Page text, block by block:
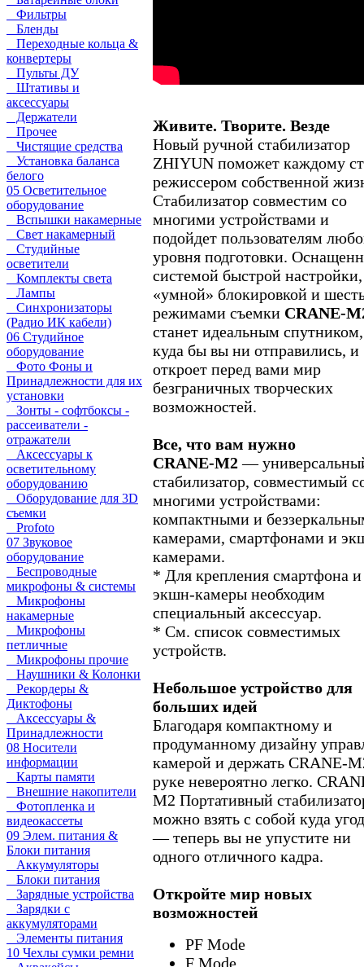
Фильтры
Бленды
Переходные кольца &
конвертеры
Пульты ДУ
Штативы и
аксессуары
Держатели
Прочее
Чистящие средства
Установка баланса
белого
05 Осветительное
оборудование
Вспышки накамерные
Свет накамерный
Студийные
осветители
Комплекты света
Лампы
Синхронизаторы
(Радио ИК кабели)
06 Студийное
оборудование
Фото Фоны и
Принадлежности для их
установки
Зонты - софтбоксы -
рассеиватели -
отражатели
Аксессуары к
осветительному
оборудованию
Оборудование для 3D
съемки
Profoto
07 Звуковое
оборудование
Беспроводные
микрофоны & системы
Микрофоны
накамерные
Микрофоны
петличные
Микрофоны прочие
Наушники & Колонки
Рекордеры &
Диктофоны
Аксессуары &
Принадлежности
08 Носители
информации
Карты памяти
Внешние накопители
Фотопленка и
видеокассеты
09 Элем. питания &
Блоки питания
Аккумуляторы
Блоки питания
Зарядные устройства
Зарядки с
аккумуляторами
Элементы питания
10 Чехлы сумки ремни
Живите. Творите. Везде
Новый ручной стабилизатор
ZHIYUN поможет каждому
режиссером собственной
Стабилизатор совместим со
многими устройствами и
подойдет пользователям
уровня подготовки.
системой быстрой настройки,
«умной» блокировкой и
режимами съемки CRANE-
станет идеальным спутником,
куда бы вы ни отправились, и
откроет перед вами мир
безграничных творческих
возможностей.
Все, что вам нужно
CRANE-M2—
стабилизатор, совместимый
многими устройствами:
компактными и
камерами, смартфонами и
камерами.
* Для крепления смартфона и
экшн-камеры необходим
специальный аксессуар.
* См. список совместимых
устройств.
Небольшое устройство для
больших идей
Благодаря компактному и
продуманному дизайну
камерой и держать CRANE-
руке невероятно легко.
M2 Портативный
можно взять с собой куда
— теперь вы не упустите ни
одного отличного кадра.
Откройте мир новых
возможностей
PF Mode
F Mode